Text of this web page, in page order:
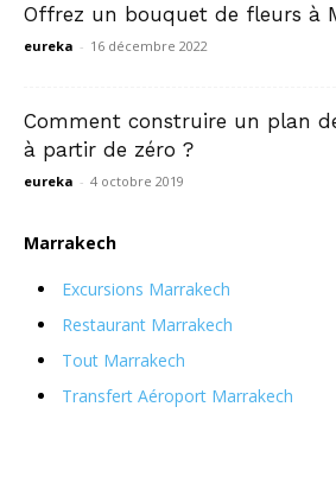
Offrez un bouquet de fleurs à
eureka - 16 décembre 2022
Comment construire un plan
à partir de zéro ?
eureka - 4 octobre 2019
Marrakech
Excursions Marrakech
Restaurant Marrakech
Tout Marrakech
Transfert Aéroport Marrakech